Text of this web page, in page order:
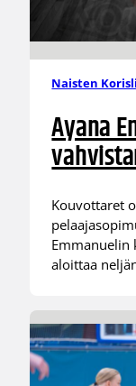
Naisten
Ayana
Kouvottaret
Emmanuelin
aloittaa